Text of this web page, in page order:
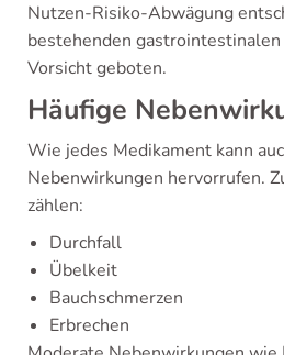
Nutzen-Risiko-Abwägung
bestehenden
Vorsicht geboten.
Häufige
Wie jedes Medikament kann
Nebenwirkungen hervorrufen.
zählen:
Durchfall
Übelkeit
Bauchschmerzen
Erbrechen